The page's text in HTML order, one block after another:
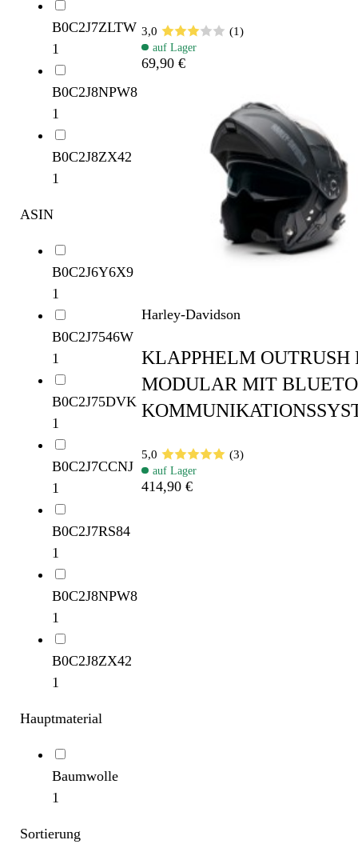
B0C2J7ZLTW
1
B0C2J8NPW8
1
B0C2J8ZX42
1
ASIN
B0C2J6Y6X9
1
B0C2J7546W
1
B0C2J75DVK
1
B0C2J7CCNJ
1
B0C2J7RS84
1
B0C2J8NPW8
1
B0C2J8ZX42
1
Hauptmaterial
Baumwolle
1
Sortierung
3,0
(1)
auf Lager
69,90 €
Harley-Davidson
KLAPPHELM OUTRUSH
MODULAR MIT
5,0
(3)
auf Lager
414,90 €